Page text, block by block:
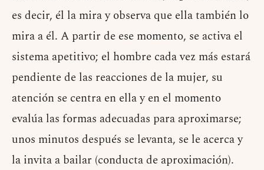
es decir, él la mira y observa que ella también lo
mira a él. A partir de ese momento, se activa el
sistema apetitivo; el hombre cada vez más estará
pendiente de las reacciones de la mujer, su
atención se centra en ella y en el momento
evalúa las formas adecuadas para aproximarse;
unos minutos después se levanta, se le acerca y
la invita a bailar (conducta de aproximación).